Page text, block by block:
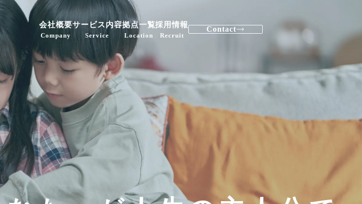
会社概要
Company
サービス内容
Service
拠点一覧
Location
採用情報
Recruit
Contact